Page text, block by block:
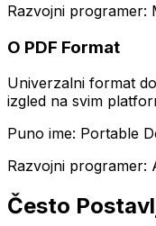
Razvojni programer:
O PDF Format
Univerzalni format
izgled na svim
Puno ime: Portable
Razvojni programer:
Često